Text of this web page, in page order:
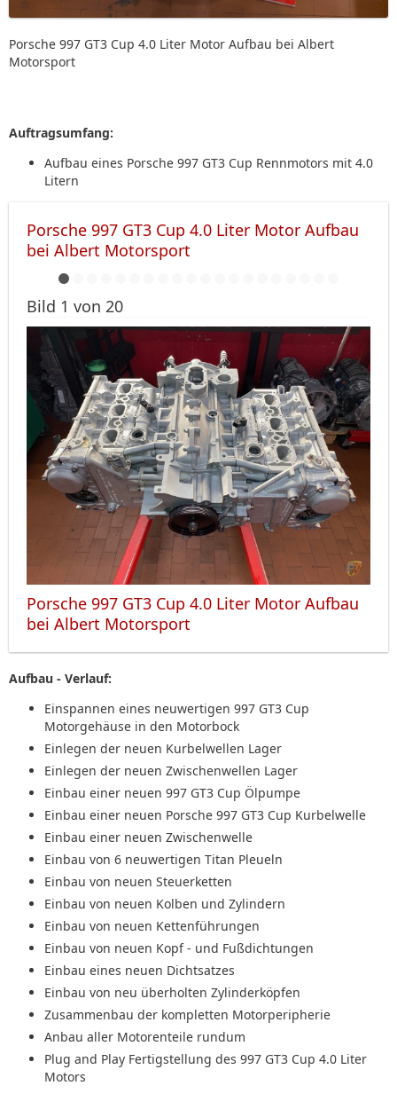
Porsche 997 GT3 Cup 4.0 Liter Motor Aufbau bei Albert
Motorsport
Auftragsumfang:
Aufbau eines Porsche 997 GT3 Cup Rennmotors mit 4.0
Litern
Porsche 997 GT3 Cup 4.0 Liter Motor Aufbau
bei Albert Motorsport
Bild 1 von 20
Porsche 997 GT3 Cup 4.0 Liter Motor Aufbau
bei Albert Motorsport
Aufbau - Verlauf:
Einspannen eines neuwertigen 997 GT3 Cup
Motorgehäuse in den Motorbock
Einlegen der neuen Kurbelwellen Lager
Einlegen der neuen Zwischenwellen Lager
Einbau einer neuen 997 GT3 Cup Ölpumpe
Einbau einer neuen Porsche 997 GT3 Cup Kurbelwelle
Einbau einer neuen Zwischenwelle
Einbau von 6 neuwertigen Titan Pleueln
Einbau von neuen Steuerketten
Einbau von neuen Kolben und Zylindern
Einbau von neuen Kettenführungen
Einbau von neuen Kopf - und Fußdichtungen
Einbau eines neuen Dichtsatzes
Einbau von neu überholten Zylinderköpfen
Zusammenbau der kompletten Motorperipherie
Anbau aller Motorenteile rundum
Plug and Play Fertigstellung des 997 GT3 Cup 4.0 Liter
Motors